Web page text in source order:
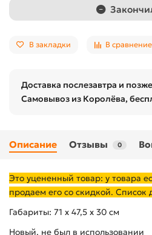
В закладки В сравнение
Доставка послезавтра и
Самовывоз из Королёва,
Описание Отзывы 0
Это уцененный товар: у товара
продаем его со скидкой. Список
Габариты: 71 х 47,5 х 30 см
Новый, не был в использовании